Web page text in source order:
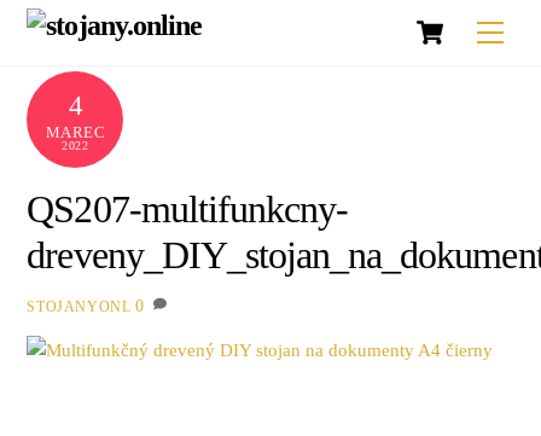
Skip
Košík
4
MAREC
2022
QS207-multifunkcny-
STOJANYONL 0